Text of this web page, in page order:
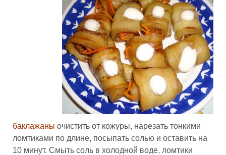
баклажаны очистить от кожуры, нарезать тонкими
ломтиками по длине, посыпать солью и оставить на
10 минут. Смыть соль в холодной воде, ломтики